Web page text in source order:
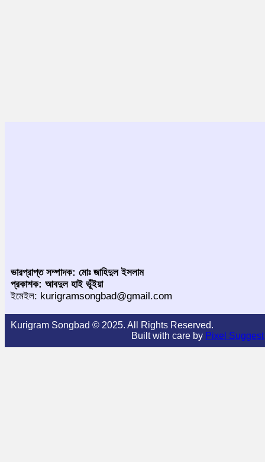
ভারপ্রাপ্ত সম্পাদক: মোঃ জাহিদুল ইসলাম
প্রকাশক: আবদুল হাই ভূঁইয়া
ইমেইল: kurigramsongbad@gmail.com
Kurigram Songbad © 2025. All Rights Reserved.
Built with care by Pixel Suggest